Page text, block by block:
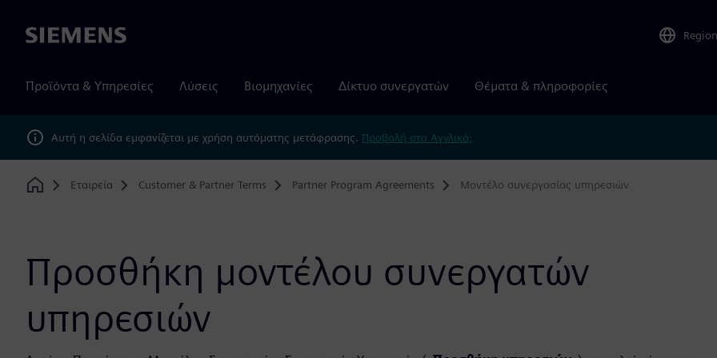
Siemens Region
Προϊόντα & Υπηρεσίες Λύσεις Βιομηχανίες Δίκτυο συνεργατών Θέματα & πληροφορίες
Αυτή η σελίδα εμφανίζεται με χρήση αυτόματης μετάφρασης. Προβολή στα Αγγλικά;
Home
Εταιρεία Customer & Partner Terms Partner Program Agreements Μοντέλο συνεργασίας υπηρεσιών
Προσθήκη μοντέλου συνεργατών
υπηρεσιών